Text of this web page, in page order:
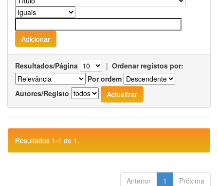
Resultados/Página | Ordenar registos por:
Por ordem
Autores/Registo
Resultados 1-1 de 1.
Anterior 1 Próxima